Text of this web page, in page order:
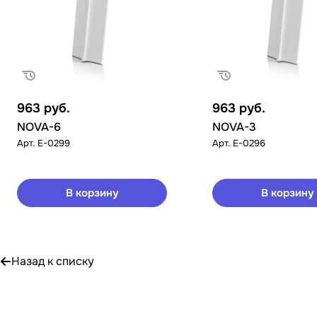
963 руб.
NOVA-6
Арт. E-0299
В корзину
963 руб.
NOVA-3
Арт. E-0296
В корзину
Назад к списку